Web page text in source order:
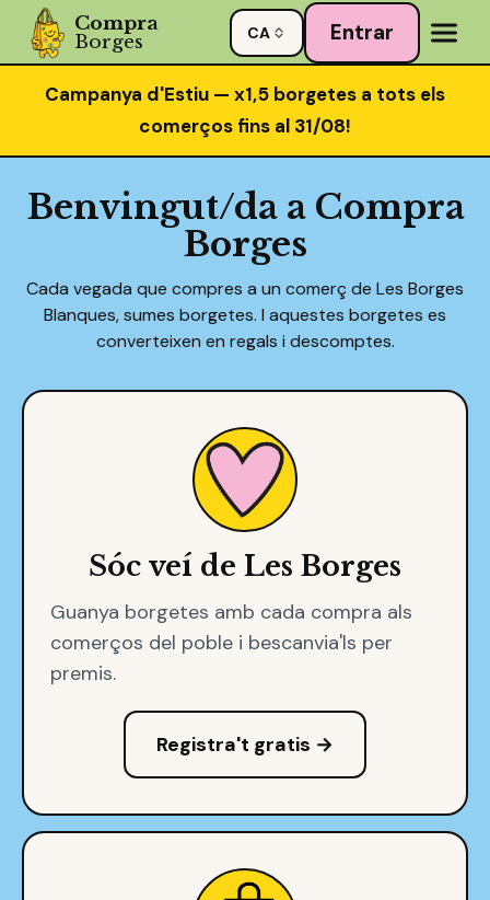
Compra
Borges CA Entrar
Campanya d'Estiu — x1,5 borgetes a tots els
comerços fins al 31/08!
Benvingut/da a Compra
Borges
Cada vegada que compres a un comerç de Les Borges
Blanques, sumes borgetes. I aquestes borgetes es
converteixen en regals i descomptes.
Sóc veí de Les Borges
Guanya borgetes amb cada compra als
comerços del poble i bescanvia'ls per
premis.
Registra't gratis →